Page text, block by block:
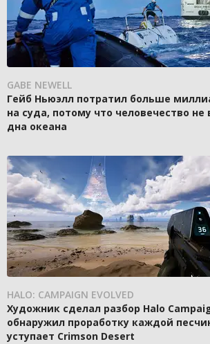
GABE NEWELL
Гейб Ньюэлл потратил больше
на суда, потому что человечество не
дна океана
HALO: CAMPAIGN EVOLVED
Художник сделал разбор Halo
обнаружил проработку каждой
уступает Crimson Desert